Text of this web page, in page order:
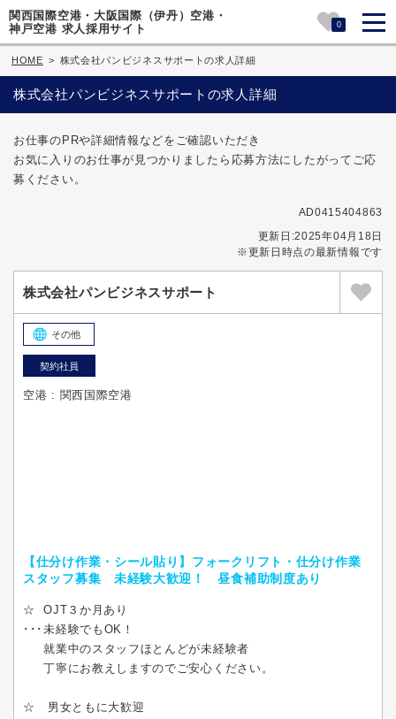
関西国際空港・大阪国際（伊丹）空港・
神戸空港 求人採用サイト
0
HOME > 株式会社パンビジネスサポートの求人詳細
株式会社パンビジネスサポートの求人詳細
お仕事のPRや詳細情報などをご確認いただき
お気に入りのお仕事が見つかりましたら応募方法にしたがってご応
募ください。
AD0415404863
更新日:2025年04月18日
※更新日時点の最新情報です
株式会社パンビジネスサポート
その他
契約社員
空港 : 関西国際空港
【仕分け作業・シール貼り】フォークリフト・仕分け作業
スタッフ募集 未経験大歓迎！ 昼食補助制度あり
☆ OJT３か月あり
･･･未経験でもOK！
就業中のスタッフほとんどが未経験者
丁寧にお教えしますのでご安心ください。
☆ 男女ともに大歓迎